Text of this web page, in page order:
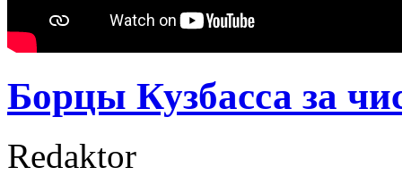
Борцы Кузбасса за
Redaktor